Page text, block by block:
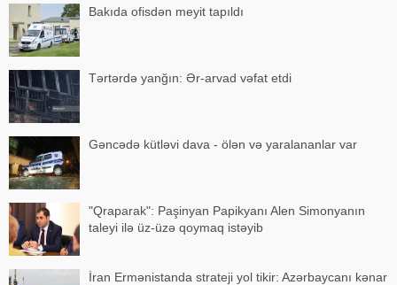
Bakıda ofisdən meyit tapıldı
Tərtərdə yanğın: Ər-arvad vəfat etdi
Gəncədə kütləvi dava - ölən və yaralananlar var
"Qraparak": Paşinyan Papikyanı Alen Simonyanın
taleyi ilə üz-üzə qoymaq istəyib
İran Ermənistanda strateji yol tikir: Azərbaycanı kənar